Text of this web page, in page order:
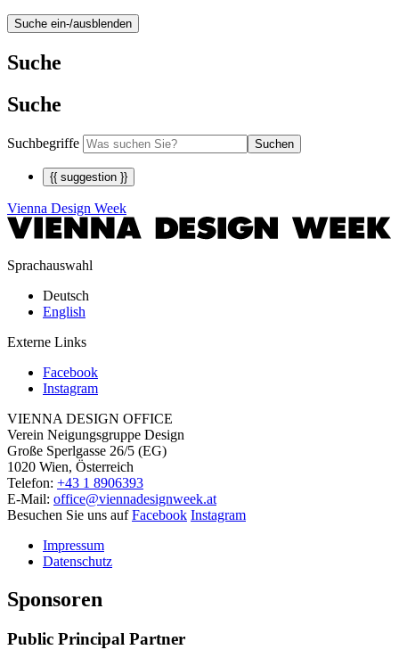
Suche ein-/ausblenden
Suche
Suche
Suchbegriffe Suchen
{{ suggestion }}
Vienna Design Week
Sprachauswahl
Deutsch
English
Externe Links
Facebook
Instagram
VIENNA DESIGN OFFICE
Verein Neigungsgruppe Design
Große Sperlgasse 26/5 (EG)
1020 Wien, Österreich
Telefon: +43 1 8906393
E-Mail: office@viennadesignweek.at
Besuchen Sie uns aufFacebook Instagram
Impressum
Datenschutz
Sponsoren
Public Principal Partner